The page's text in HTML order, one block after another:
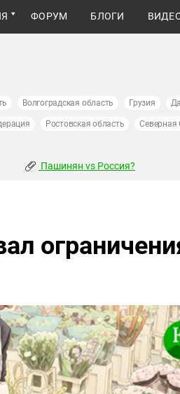
ФОРУМ БЛОГИ
Волгоградская область Грузия
Ростовская область Северная
Пашинян vs Россия?